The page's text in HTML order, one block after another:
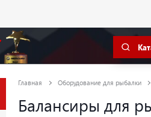
Главная Оборудование для рыбалки
Балансиры для